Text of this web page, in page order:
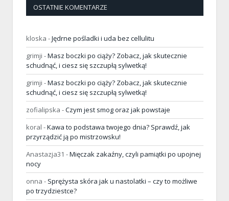
OSTATNIE KOMENTARZE
kloska -Jędrne pośladki i uda bez cellulitu
grimji -Masz boczki po ciąży? Zobacz, jak skutecznie
schudnąć, i ciesz się szczupłą sylwetką!
grimji -Masz boczki po ciąży? Zobacz, jak skutecznie
schudnąć, i ciesz się szczupłą sylwetką!
zofialipska -Czym jest smog oraz jak powstaje
koral -Kawa to podstawa twojego dnia? Sprawdź, jak
przyrządzić ją po mistrzowsku!
Anastazja31 -Mięczak zakaźny, czyli pamiątki po upojnej
nocy
onna - Sprężysta skóra jak u nastolatki – czy to możliwe
po trzydziestce?